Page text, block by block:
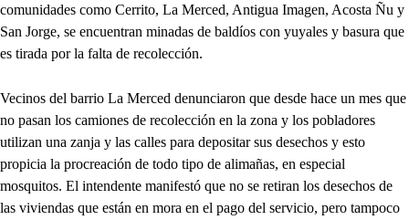
comunidades como Cerrito, La Merced, Antigua Imagen, Acosta Ñu y
San Jorge, se encuentran minadas de baldíos con yuyales y basura que
es tirada por la falta de recolección.
Vecinos del barrio La Merced denunciaron que desde hace un mes que
no pasan los camiones de recolección en la zona y los pobladores
utilizan una zanja y las calles para depositar sus desechos y esto
propicia la procreación de todo tipo de alimañas, en especial
mosquitos. El intendente manifestó que no se retiran los desechos de
las viviendas que están en mora en el pago del servicio, pero tampoco